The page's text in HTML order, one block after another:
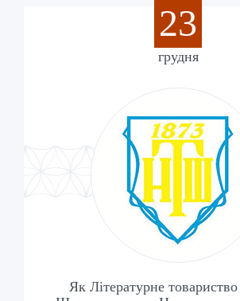
23
грудня
Як Літературне товариство